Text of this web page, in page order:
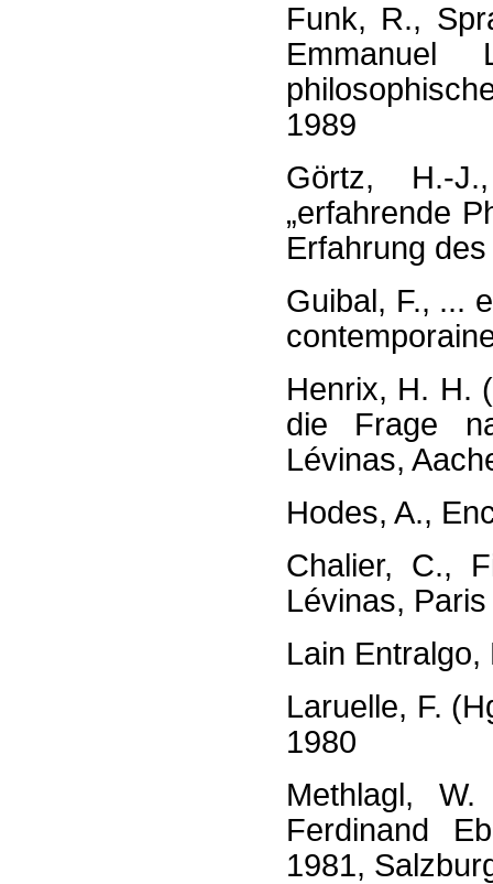
Funk, R.,
1989
Görtz, H.-
„erfahrende
Erfahrung
Guibal, F., ...
Henrix, H. H.
die Frage
Lévinas,
Hodes, A.,
Chalier, C.,
Lévinas,
Lain Entralgo,
Laruelle, F.
1980
Methlagl,
Ferdinand
1981,